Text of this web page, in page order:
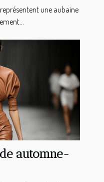
une aubaine
automne-